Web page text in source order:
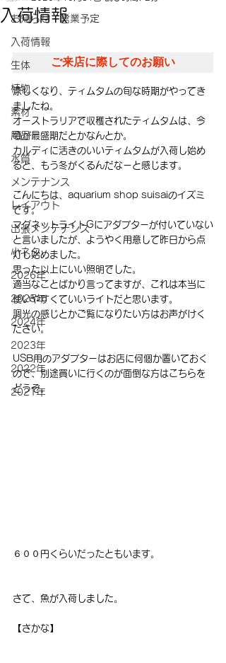
お知らせ・営業予定
入荷情報
生体
植物
素材
用品
水質
メンテナンス
レイアウト
出張メンテナンス
小ネタ
2026年
2025年
2024年
2023年
2022年
2021年
入荷情報
ご来店に際してのお願い
涼しくなり、ティムタムの旬な時期がやってき
ましたね。
オーストラリアで収穫されたティムタムは、今
頃が最盛期だとかなんとか。
カルディに活きのいいティムタムが入荷し始め
ると、もう冬がくるんだなーと感じます。
こんにちは、aquarium shop suisaiのイズミ
です。
マグネットライトGにアダプターが付いていない
と言いましたが、ようやく用意して昨日から点
灯し始めました。
思った以上にいい照明でした。
適当なことばかり言ってますが、これは本当に
使いやすくていいライトだと思います。
調光の感じとかご覧になりたい方はお声がけく
ださい。
USB用のアダプターはお店に何個か置いておく
ので、別途買いに行くのが面倒な方はこちらを
どうぞ。
６００円くらいだったともいます。
さて、魚が入荷しました。
【さかな】